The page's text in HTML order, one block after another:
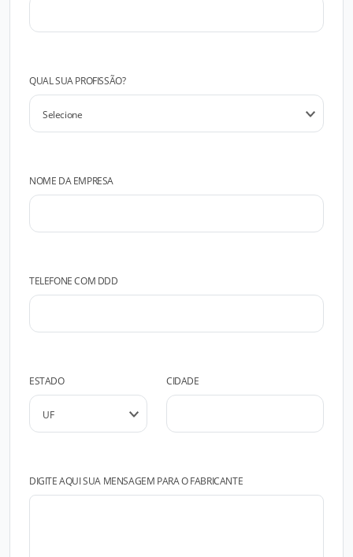
QUAL SUA PROFISSÃO?
NOME DA EMPRESA
TELEFONE COM DDD
ESTADO CIDADE
DIGITE AQUI SUA MENSAGEM PARA O FABRICANTE